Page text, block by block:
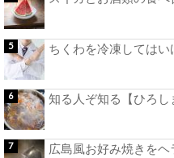
ちくわを冷凍してはい
知る人ぞ知る【ひろし
広島風お好み焼きを